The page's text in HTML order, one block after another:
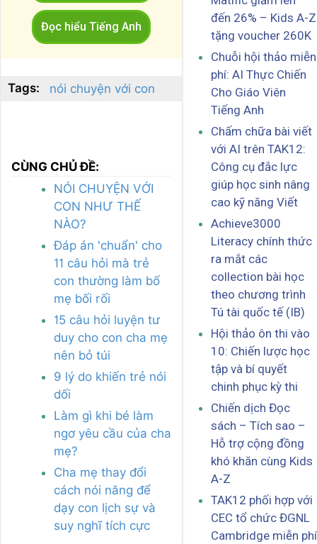
Đọc hiểu Tiếng Anh
Tags: nói chuyện với con
CÙNG CHỦ ĐỀ:
NÓI CHUYỆN VỚI
CON NHƯ THẾ
NÀO?
Đáp án 'chuẩn' cho
11 câu hỏi mà trẻ
con thường làm bố
mẹ bối rối
15 câu hỏi luyện tư
duy cho con cha mẹ
nên bỏ túi
9 lý do khiến trẻ nói
dối
Làm gì khi bé làm
ngơ yêu cầu của cha
mẹ?
Cha mẹ thay đổi
cách nói năng để
dạy con lịch sự và
suy nghĩ tích cực
đến 26% – Kids A-Z
tặng voucher 260K
Chuỗi hội thảo miễn
phí: AI Thực Chiến
Cho Giáo Viên
Tiếng Anh
Chấm chữa bài viết
với AI trên TAK12:
Công cụ đắc lực
giúp học sinh nâng
cao kỹ năng Viết
Achieve3000
Literacy chính thức
ra mắt các
collection bài học
theo chương trình
Tú tài quốc tế (IB)
Hội thảo ôn thi vào
10: Chiến lược học
tập và bí quyết
chinh phục kỳ thi
Chiến dịch Đọc
sách – Tích sao –
Hỗ trợ cộng đồng
khó khăn cùng Kids
A-Z
TAK12 phối hợp với
CEC tổ chức ĐGNL
Cambridge miễn phí